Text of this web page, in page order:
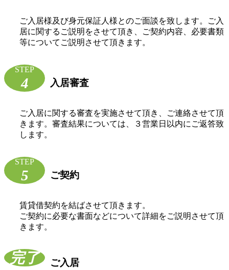
ご入居様及び身元保証人様とのご面談を致します。ご入
居に関するご説明をさせて頂き、ご契約内容、必要書類
等についてご説明させて頂きます。
STEP
4 入居審査
ご入居に関する審査を実施させて頂き、ご連絡させて頂
きます。審査結果については、３営業日以内にご返答致
します。
STEP
5 ご契約
賃貸借契約を結ばさせて頂きます。
ご契約に必要な書面などについて詳細をご説明させて頂
きます。
完了 ご入居